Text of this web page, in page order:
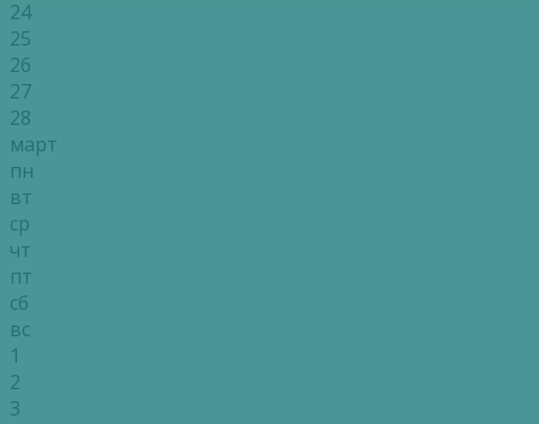
24
25
26
27
28
март
пн
вт
ср
чт
пт
сб
вс
1
2
3